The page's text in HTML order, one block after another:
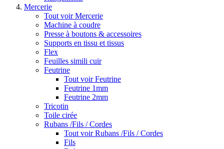
Mercerie
Tout voir Mercerie
Machine à coudre
Presse à boutons & accessoires
Supports en tissu et tissus
Flex
Feuilles simili cuir
Feutrine
Tout voir Feutrine
Feutrine 1mm
Feutrine 2mm
Tricotin
Toile cirée
Rubans /Fils / Cordes
Tout voir Rubans /Fils / Cordes
Fils